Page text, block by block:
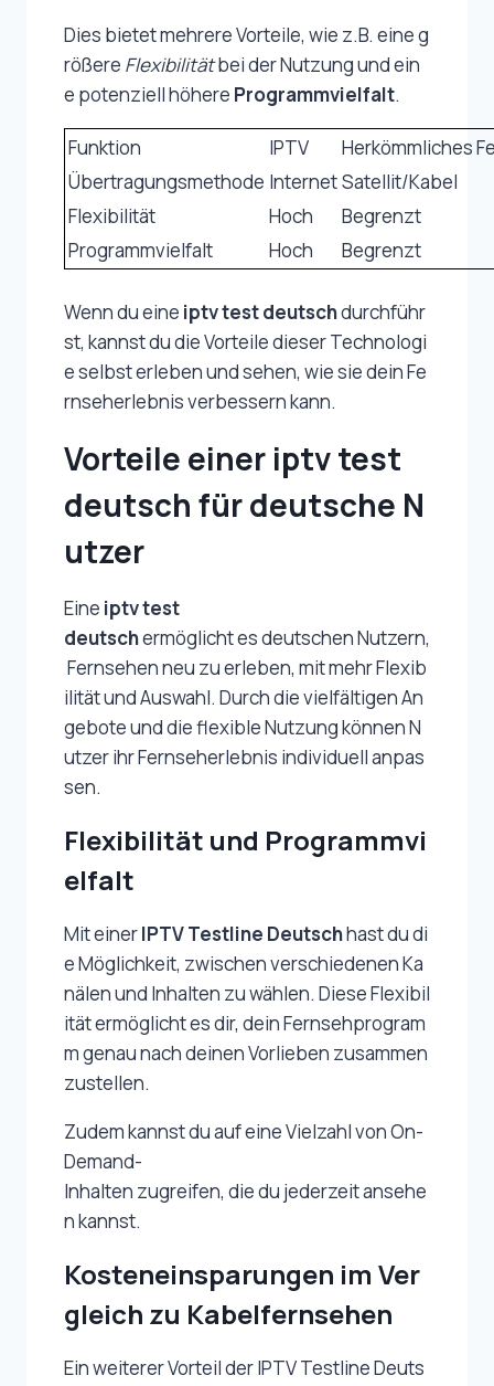
Dies bietet mehrere Vorteile, wie z.B. eine g
rößere Flexibilitätbei der Nutzung und ein
e potenziell höhere Programmvielfalt.
Funktion IPTV
Herkömmliches
Übertragungsmethode InternetSatellit/Kabel
Flexibilität
Hoch
Begrenzt
Programmvielfalt
Hoch Begrenzt
Wenn du eine iptv test deutschdurchführ
st, kannst du die Vorteile dieser Technologi
e selbst erleben und sehen, wie sie dein Fe
rnseherlebnis verbessern kann.
Vorteile einer iptv test
deutsch für deutsche N
utzer
Eine iptv test
deutschermöglicht es deutschen Nutzern,
Fernsehen neu zu erleben, mit mehr Flexib
ilität und Auswahl. Durch die vielfältigen An
gebote und die flexible Nutzung können N
utzer ihr Fernseherlebnis individuell anpas
sen.
Flexibilität und Programmvi
elfalt
Mit einerIPTV Testline Deutschhast du di
e Möglichkeit, zwischen verschiedenen Ka
nälen und Inhalten zu wählen. Diese Flexibil
ität ermöglicht es dir, dein Fernsehprogram
m genau nach deinen Vorlieben zusammen
zustellen.
Zudem kannst du auf eine Vielzahl von On-
Demand-
Inhalten zugreifen, die du jederzeit ansehe
n kannst.
Kosteneinsparungen im Ver
gleich zu Kabelfernsehen
Ein weiterer Vorteil der IPTV Testline Deuts